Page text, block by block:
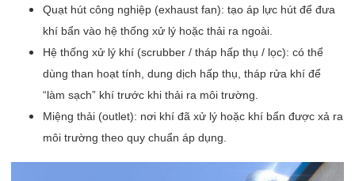
Quạt hút công nghiệp (exhaust fan): tạo áp lực hút để đưa
khí bẩn vào hệ thống xử lý hoặc thải ra ngoài.
Hệ thống xử lý khí (scrubber / tháp hấp thụ / lọc): có thể
dùng than hoạt tính, dung dịch hấp thụ, tháp rửa khí để
“làm sạch” khí trước khi thải ra môi trường.
Miệng thải (outlet): nơi khí đã xử lý hoặc khí bẩn được xả ra
môi trường theo quy chuẩn áp dụng.